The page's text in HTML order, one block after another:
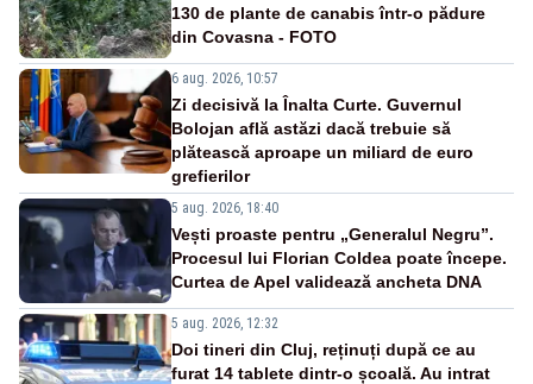
130 de plante de canabis într-o pădure
din Covasna - FOTO
6 aug. 2026, 10:57
Zi decisivă la Înalta Curte. Guvernul
Bolojan află astăzi dacă trebuie să
plătească aproape un miliard de euro
grefierilor
5 aug. 2026, 18:40
Vești proaste pentru „Generalul Negru”.
Procesul lui Florian Coldea poate începe.
Curtea de Apel validează ancheta DNA
5 aug. 2026, 12:32
Doi tineri din Cluj, reținuți după ce au
furat 14 tablete dintr-o școală. Au intrat